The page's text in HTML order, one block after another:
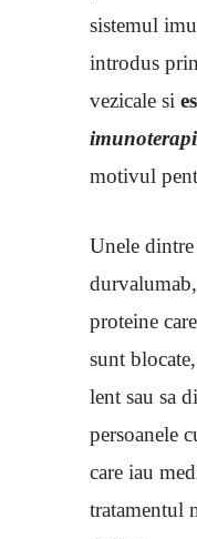
sistemul
introdus
vezicale si
motivul
Unele
proteine
sunt
lent sau sa
persoanele
care iau
tratamentul